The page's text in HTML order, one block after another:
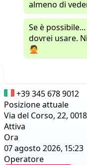
almeno di
Se è
dovrei usare.
🙅
+39 345 678 9012
Posizione attuale
Via del Corso, 22,
Attiva
Ora
07 agosto 2026, 15:23
Operatore